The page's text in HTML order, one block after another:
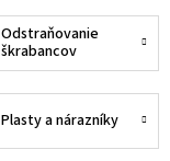
Odstraňovanie
škrabancov
Plasty a nárazníky